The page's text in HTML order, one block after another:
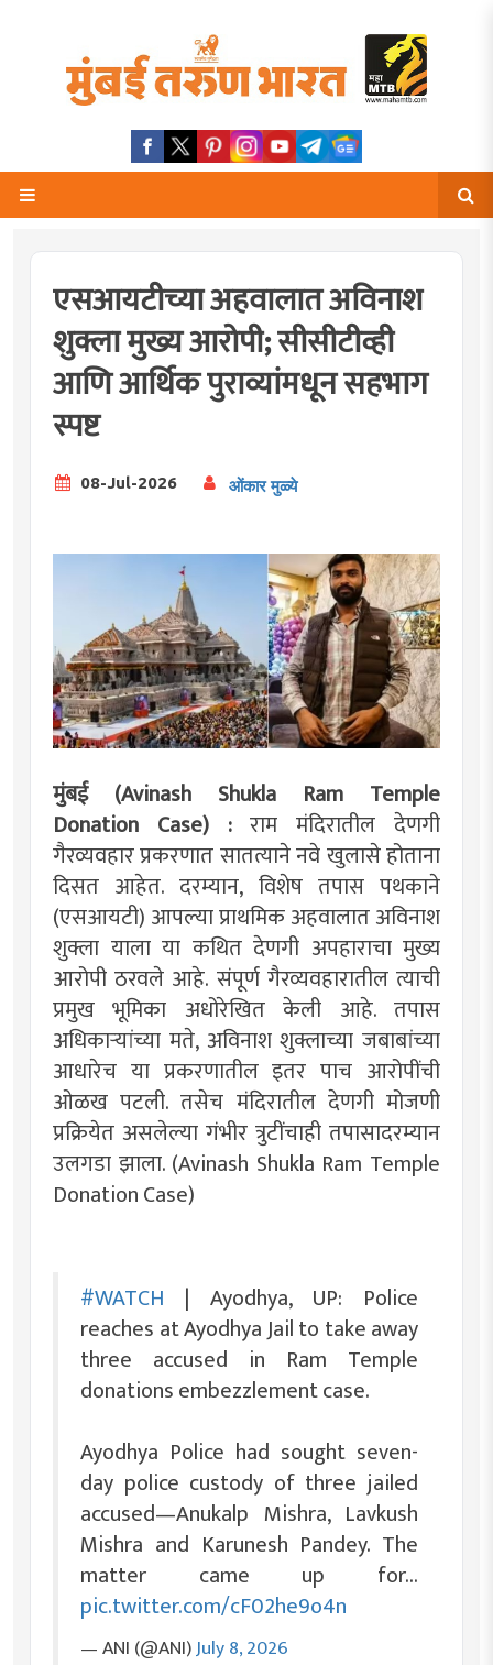
एसआयटीच्या अहवालात अविनाश
शुक्ला मुख्य आरोपी; सीसीटीव्ही
आणि आर्थिक पुराव्यांमधून सहभाग
स्पष्ट
08-Jul-2026 ओंकार मुळ्ये
मुंबई (Avinash Shukla Ram Temple
Donation Case) :राम मंदिरातील देणगी
गैरव्यवहार प्रकरणात सातत्याने नवे खुलासे होताना
दिसत आहेत. दरम्यान, विशेष तपास पथकाने
(एसआयटी) आपल्या प्राथमिक अहवालात अविनाश
शुक्ला याला या कथित देणगी अपहाराचा मुख्य
आरोपी ठरवले आहे. संपूर्ण गैरव्यवहारातील त्याची
प्रमुख भूमिका अधोरेखित केली आहे. तपास
अधिकाऱ्यांच्या मते, अविनाश शुक्लाच्या जबाबांच्या
आधारेच या प्रकरणातील इतर पाच आरोपींची
ओळख पटली. तसेच मंदिरातील देणगी मोजणी
प्रक्रियेत असलेल्या गंभीर त्रुटींचाही तपासादरम्यान
उलगडा झाला. (Avinash Shukla Ram Temple
Donation Case)
#WATCH | Ayodhya, UP: Police
reaches at Ayodhya Jail to take away
three accused in Ram Temple
donations embezzlement case.
Ayodhya Police had sought seven-
day police custody of three jailed
accused—Anukalp Mishra, Lavkush
Mishra and Karunesh Pandey. The
matter came up for…
pic.twitter.com/cF02he9o4n
— ANI (@ANI)July 8, 2026